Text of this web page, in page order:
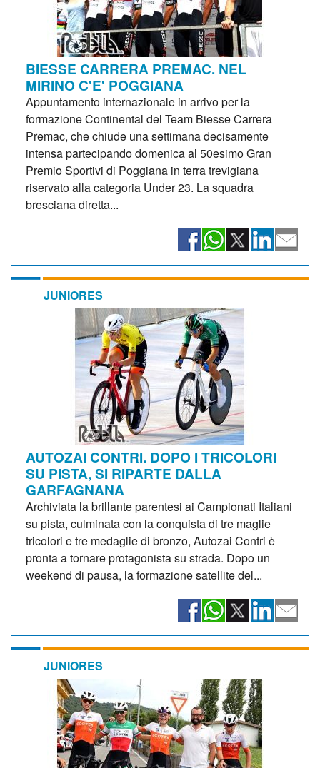
BIESSE CARRERA PREMAC. NEL
MIRINO C'E' POGGIANA
Appuntamento internazionale in arrivo per la
formazione Continental del Team Biesse Carrera
Premac, che chiude una settimana decisamente
intensa partecipando domenica al 50esimo Gran
Premio Sportivi di Poggiana in terra trevigiana
riservato alla categoria Under 23. La squadra
bresciana diretta...
JUNIORES
AUTOZAI CONTRI. DOPO I TRICOLORI
SU PISTA, SI RIPARTE DALLA
GARFAGNANA
Archiviata la brillante parentesi ai Campionati Italiani
su pista, culminata con la conquista di tre maglie
tricolori e tre medaglie di bronzo, Autozai Contri è
pronta a tornare protagonista su strada. Dopo un
weekend di pausa, la formazione satellite del...
JUNIORES